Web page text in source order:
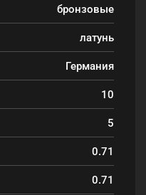
бронзовые
латунь
Германия
10
5
0.71
0.71